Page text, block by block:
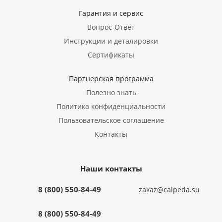
Гарантия и сервис
Вопрос-Ответ
Инструкции и деталировки
Сертификаты
Партнерская программа
Полезно знать
Политика конфиденциальности
Пользовательское соглашение
Контакты
Наши контакты
8 (800) 550-84-49
8 (800) 550-84-49
zakaz@calpeda.su